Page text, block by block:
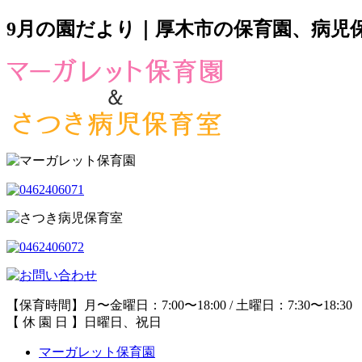
9月の園だより｜厚木市の保育園、病児
【保育時間】月〜金曜日：7:00〜18:00 / 土曜日：7:30〜18:30
【 休 園 日 】日曜日、祝日
マーガレット保育園